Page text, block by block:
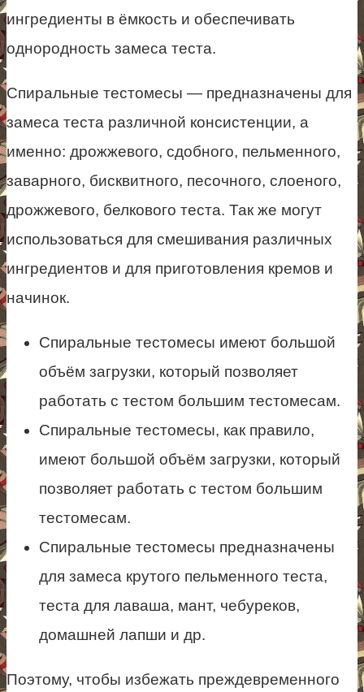
ингредиенты в ёмкость и обеспечивать
однородность замеса теста.
Спиральные тестомесы — предназначены для
замеса теста различной консистенции, а
именно: дрожжевого, сдобного, пельменного,
заварного, бисквитного, песочного, слоеного,
дрожжевого, белкового теста. Так же могут
использоваться для смешивания различных
ингредиентов и для приготовления кремов и
начинок.
Спиральные тестомесы имеют большой
объём загрузки, который позволяет
работать с тестом большим тестомесам.
Спиральные тестомесы, как правило,
имеют большой объём загрузки, который
позволяет работать с тестом большим
тестомесам.
Спиральные тестомесы предназначены
для замеса крутого пельменного теста,
теста для лаваша, мант, чебуреков,
домашней лапши и др.
Поэтому, чтобы избежать преждевременного